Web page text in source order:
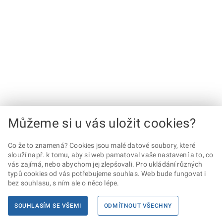
Můžeme si u vás uložit cookies?
Co že to znamená? Cookies jsou malé datové soubory, které
slouží např. k tomu, aby si web pamatoval vaše nastavení a to, co
vás zajímá, nebo abychom jej zlepšovali. Pro ukládání různých
typů cookies od vás potřebujeme souhlas. Web bude fungovat i
bez souhlasu, s ním ale o něco lépe.
SOUHLASÍM SE VŠEMI ODMÍTNOUT VŠECHNY